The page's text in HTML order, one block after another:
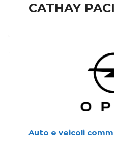
CATHAY
Auto e veicoli